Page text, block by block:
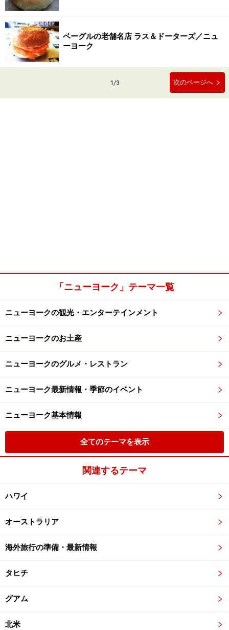
ベーグルの老舗名店 ラス＆ドーターズ／ニュ
ーヨーク
1/3 次のページへ
「ニューヨーク」テーマ一覧
ニューヨークの観光・エンターテインメント
ニューヨークのお土産
ニューヨークのグルメ・レストラン
ニューヨーク最新情報・季節のイベント
ニューヨーク基本情報
全てのテーマを表示
関連するテーマ
ハワイ
オーストラリア
海外旅行の準備・最新情報
タヒチ
グアム
北米